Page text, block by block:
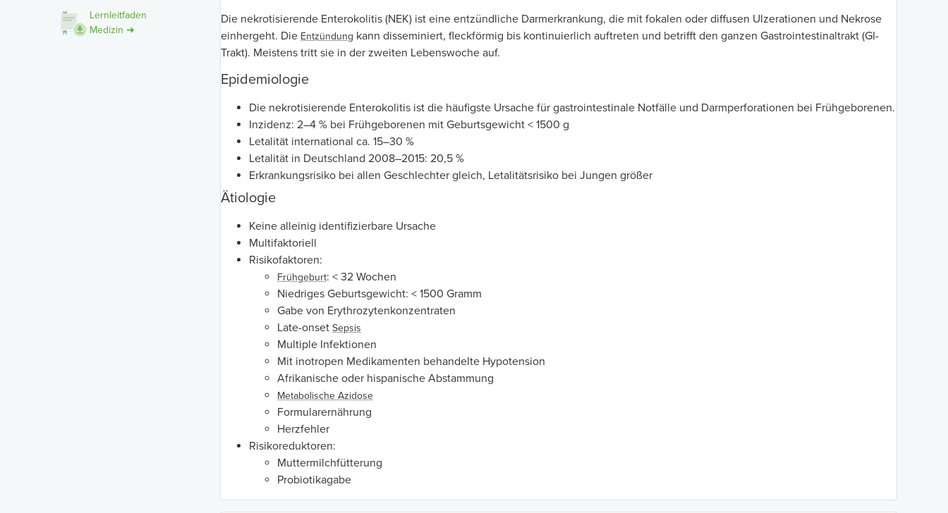
Lernleitfaden
Medizin ➜
Die nekrotisierende Enterokolitis (NEK) ist eine entzündliche Darmerkrankung, die mit fokalen oder diffusen Ulzerationen und Nekrose
einhergeht. Die Entzündung kann disseminiert, fleckförmig bis kontinuierlich auftreten und betrifft den ganzen Gastrointestinaltrakt (GI-
Trakt). Meistens tritt sie in der zweiten Lebenswoche auf.
Epidemiologie
Die nekrotisierende Enterokolitis ist die häufigste Ursache für gastrointestinale Notfälle und Darmperforationen bei Frühgeborenen.
Inzidenz: 2–4 % bei Frühgeborenen mit Geburtsgewicht < 1500 g
Letalität international ca. 15–30 %
Letalität in Deutschland 2008–2015: 20,5 %
Erkrankungsrisiko bei allen Geschlechter gleich, Letalitätsrisiko bei Jungen größer
Ätiologie
Keine alleinig identifizierbare Ursache
Multifaktoriell
Risikofaktoren:
Frühgeburt: < 32 Wochen
Niedriges Geburtsgewicht: < 1500 Gramm
Gabe von Erythrozytenkonzentraten
Late-onset Sepsis
Multiple Infektionen
Mit inotropen Medikamenten behandelte Hypotension
Afrikanische oder hispanische Abstammung
Metabolische Azidose
Formularernährung
Herzfehler
Risikoreduktoren:
Muttermilchfütterung
Probiotikagabe